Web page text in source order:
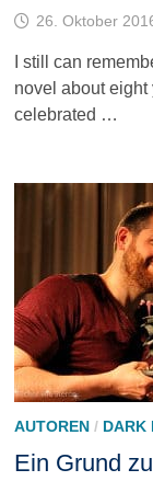
26. Oktober
I still can
novel about
celebrated …
AUTOREN/ DARK
Ein Grund